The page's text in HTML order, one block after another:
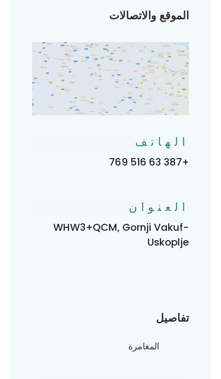
تفاصيل
المغامرة
الموقع والاتصالات
الهاتف
+387 63 516 769
العنوان
WHW3+QCM, Gornji Vakuf-
Uskoplje